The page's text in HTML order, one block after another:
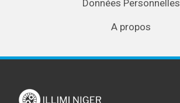
Données Personnelles
A propos